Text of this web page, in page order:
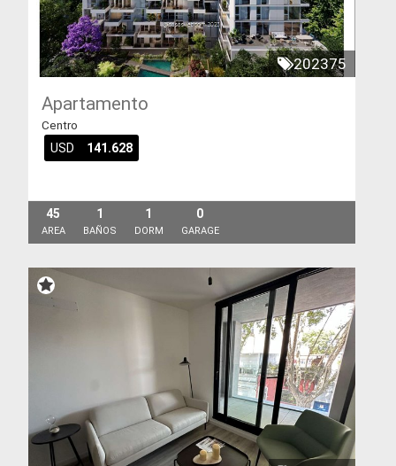
202375
Apartamento
Centro
USD 141.628
45
AREA
1
BAÑOS
1
DORM
0
GARAGE